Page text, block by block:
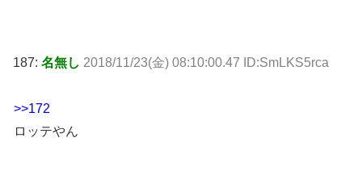
187: 名無し 2018/11/23(金) 08:10:00.47 ID:SmLKS5rca
>>172
ロッテやん